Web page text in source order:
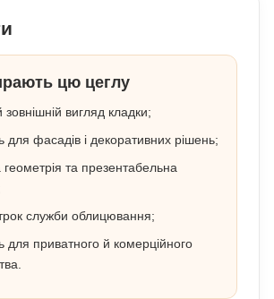
цю цеглу
зовнішній вигляд кладки;
для фасадів і декоративних рішень;
геометрія та презентабельна
служби облицювання;
для приватного й комерційного